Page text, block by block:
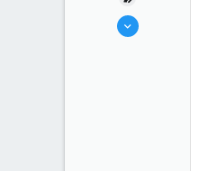
6 Июн 2022